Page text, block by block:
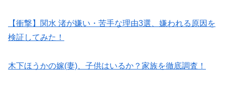
【衝撃】関水 渚が嫌い・苦手な理由3選、嫌われる原因を
検証してみた！
木下ほうかの嫁(妻)、子供はいるか？家族を徹底調査！